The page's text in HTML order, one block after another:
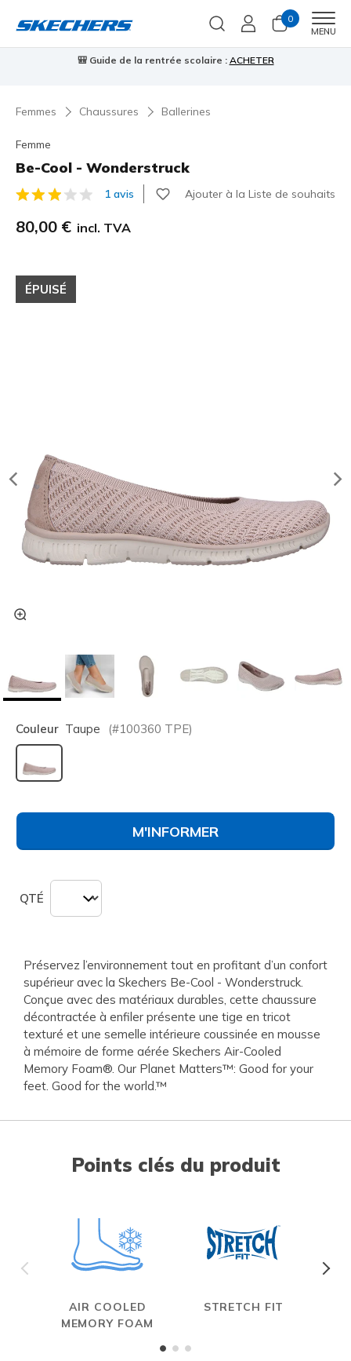
0
MENU
🎒 Guide de la rentrée scolaire : ACHETER
Femmes Chaussures Ballerines
Femme
Be-Cool - Wonderstruck
Évaluation client 5 sur 5
1 avis Ajouter à la Liste de souhaits
80,00 € incl. TVA
ÉPUISÉ
Couleur Taupe (#100360 TPE)
sélectionné
M'INFORMER
QTÉ
Préservez l’environnement tout en profitant d’un confort
supérieur avec la Skechers Be-Cool - Wonderstruck.
Conçue avec des matériaux durables, cette chaussure
décontractée à enfiler présente une tige en tricot
texturé et une semelle intérieure coussinée en mousse
à mémoire de forme aérée Skechers Air-Cooled
Memory Foam®. Our Planet Matters™: Good for your
feet. Good for the world.™
Points clés du produit
AIR COOLED
MEMORY FOAM
STRETCH FIT